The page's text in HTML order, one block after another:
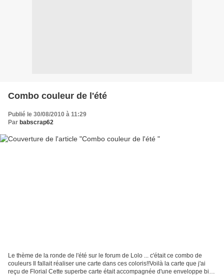
Combo couleur de l'été
Publié le 30/08/2010 à 11:29
Par babscrap62
Le thème de la ronde de l'été sur le forum de Lolo ... c'était ce combo de
couleurs Il fallait réaliser une carte dans ces coloris!!Voilà la carte que j'ai
reçu de Florial Cette superbe carte était accompagnée d'une enveloppe bien